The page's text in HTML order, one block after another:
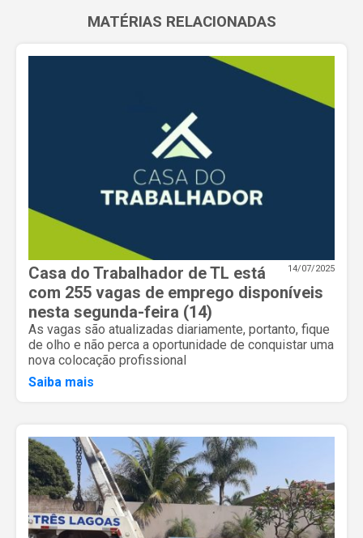
MATÉRIAS RELACIONADAS
14/07/2025
Casa do Trabalhador de TL está
com 255 vagas de emprego disponíveis
nesta segunda-feira (14)
As vagas são atualizadas diariamente, portanto, fique
de olho e não perca a oportunidade de conquistar uma
nova colocação profissional
Saiba mais